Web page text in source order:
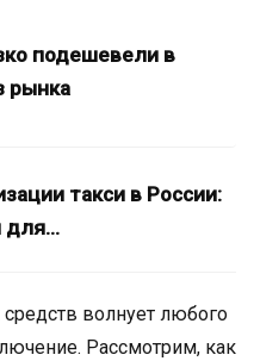
подешевели в
рынка
такси в России:
для…
волнует любого
Рассмотрим, как